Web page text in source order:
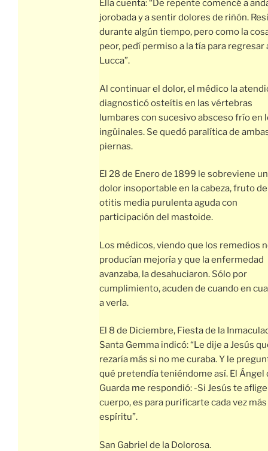
Ella cuenta: “De repente comencé a
jorobada y a sentir dolores de riñón.
durante algún tiempo, pero como la
peor, pedí permiso a la tía para regresar
Lucca”.
Al continuar el dolor, el médico la
diagnosticó osteítis en las vértebras
lumbares con sucesivo absceso frío en
ingüinales. Se quedó paralítica de
piernas.
El 28 de Enero de 1899 le sobreviene un
dolor insoportable en la cabeza, fruto
otitis media purulenta aguda con
participación del mastoide.
Los médicos, viendo que los remedios
producían mejoría y que la enfermedad
avanzaba, la desahuciaron. Sólo por
cumplimiento, acuden de cuando en
a verla.
El 8 de Diciembre, Fiesta de la
Santa Gemma indicó: “Le dije a Jesús
rezaría más si no me curaba. Y le
qué pretendía teniéndome así. El Ángel
Guarda me respondió: -Si Jesús te
cuerpo, es para purificarte cada vez
espíritu”.
San Gabriel de la Dolorosa.